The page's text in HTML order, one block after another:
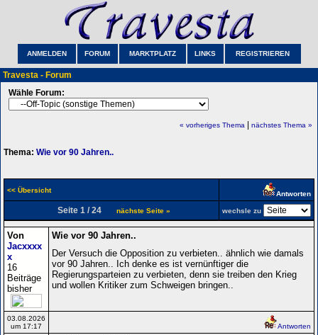
ANMELDEN FORUM MARKTPLATZ LINKS REGISTRIEREN
Travesta - Forum
Wähle Forum:
« vorheriges Thema nächstes Thema »
Thema: Wie vor 90 Jahren..
<< Übersicht Antworten
Seite 1 / 24 nächste Seite » wechsle zu
Von
Jacxxxx
x
16
Beiträge
bisher
Wie vor 90 Jahren..
Der Versuch die Opposition zu verbieten.. ähnlich wie damals
vor 90 Jahren.. Ich denke es ist vernünftiger die
Regierungsparteien zu verbieten, denn sie treiben den Krieg
und wollen Kritiker zum Schweigen bringen..
03.08.2026
um 17:17
Antworten